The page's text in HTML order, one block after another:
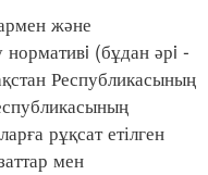
және
нормативi (бұдан әрi -
Республикасының
рұқсат етілген
мен